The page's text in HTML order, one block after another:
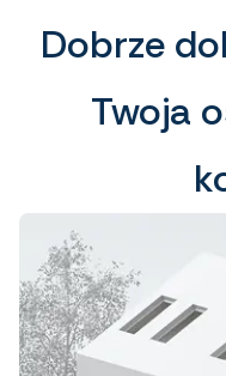
Dobrze
Twoja